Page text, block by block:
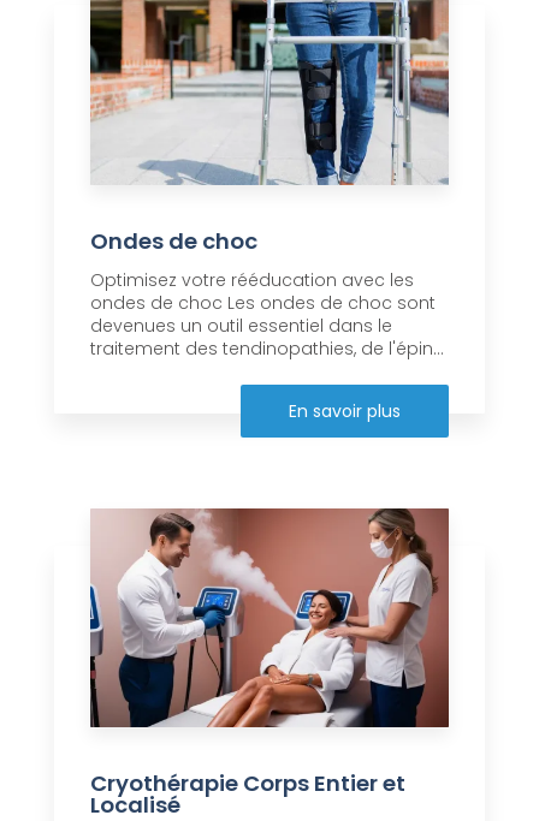
Ondes de choc
Optimisez votre rééducation avec les
ondes de choc Les ondes de choc sont
devenues un outil essentiel dans le
traitement des tendinopathies, de l'épin...
En savoir plus
Cryothérapie Corps Entier et
Localisé